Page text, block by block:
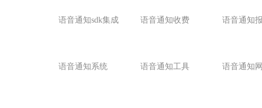
语音通知sdk集成 语音通知收费 语音通知
语音通知系统 语音通知工具 语音通知